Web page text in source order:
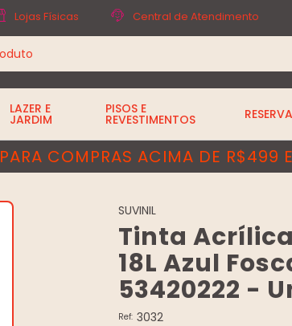
Lojas Físicas Central de Atendimento
LAZER E
JARDIM
PISOS E
REVESTIMENTOS
PARA COMPRAS ACIMA DE R$499
SUVINIL
Tinta
18L Azul
53420222 -
Ref: 3032